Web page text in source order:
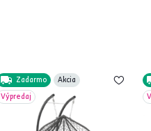
Zadarmo
Akcia
Výpredaj